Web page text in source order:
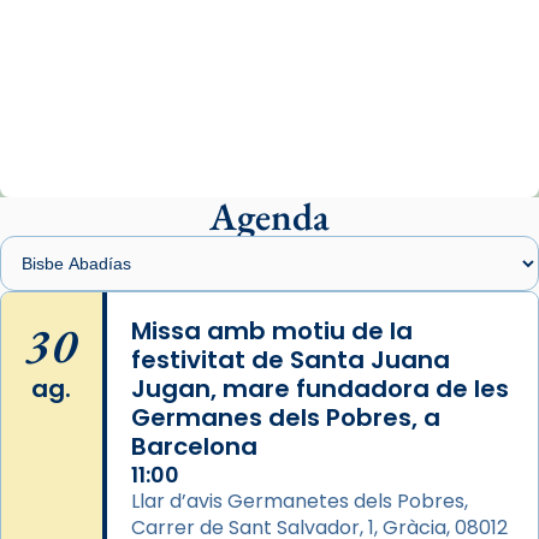
presidit aquest 27 de juliol la missa de Les
Santes de Mataró.
🔗
📸 J. Merino
Photo
View on Facebook Share
Arquebisbat de Barcelona
de Barcelona.
2 weeks ago
Agenda
30
ag.
Missa amb motiu de la
festivitat de Santa Juana
Jugan, mare fundadora de les
Germanes dels Pobres, a
Barcelona
11:00
Llar d’avis Germanetes dels Pobres,
Carrer de Sant Salvador, 1, Gràcia, 08012